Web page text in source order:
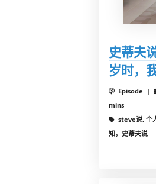
史蒂夫
岁时，
Episode |
mins
steve说, 个
知，史蒂夫说